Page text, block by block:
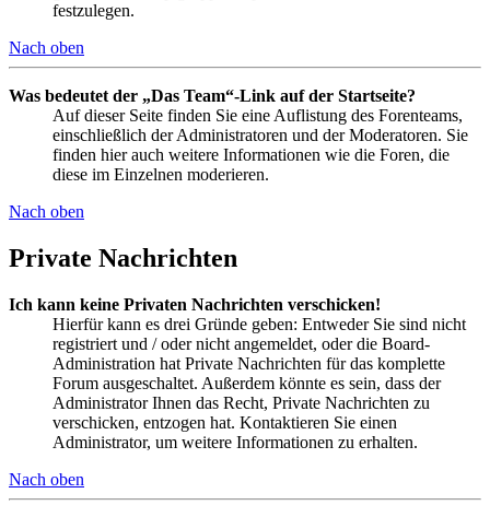
festzulegen.
Nach oben
Was bedeutet der „Das Team“-Link auf der Startseite?
Auf dieser Seite finden Sie eine Auflistung des Forenteams,
einschließlich der Administratoren und der Moderatoren. Sie
finden hier auch weitere Informationen wie die Foren, die
diese im Einzelnen moderieren.
Nach oben
Private Nachrichten
Ich kann keine Privaten Nachrichten verschicken!
Hierfür kann es drei Gründe geben: Entweder Sie sind nicht
registriert und / oder nicht angemeldet, oder die Board-
Administration hat Private Nachrichten für das komplette
Forum ausgeschaltet. Außerdem könnte es sein, dass der
Administrator Ihnen das Recht, Private Nachrichten zu
verschicken, entzogen hat. Kontaktieren Sie einen
Administrator, um weitere Informationen zu erhalten.
Nach oben